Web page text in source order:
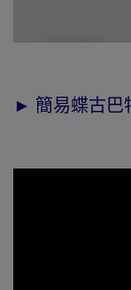
► 簡易蝶古巴